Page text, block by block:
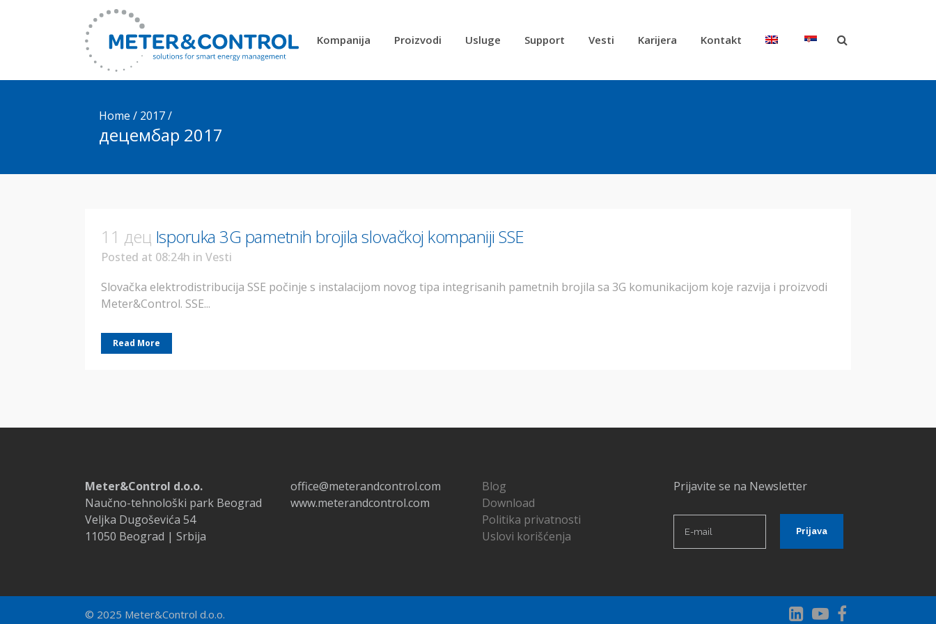
Kompanija Proizvodi Usluge Support Vesti Karijera Kontakt
децембар 2017
Home / 2017/
11 дец Isporuka 3G pametnih brojila slovačkoj kompaniji SSE
Posted at 08:24h in Vesti
Slovačka elektrodistribucija SSE počinje s instalacijom novog tipa integrisanih pametnih brojila sa 3G komunikacijom koje razvija i proizvodi
Meter&Control. SSE...
Read More
Meter&Control d.o.o.
Naučno-tehnološki park Beograd
Veljka Dugoševića 54
11050 Beograd | Srbija
office@meterandcontrol.com
www.meterandcontrol.com
Blog
Download
Politika privatnosti
Uslovi korišćenja
Prijavite se na Newsletter
© 2025 Meter&Control d.o.o.